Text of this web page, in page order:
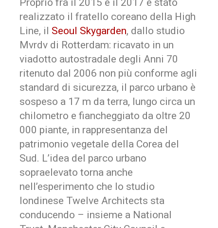
Proprio fra il 2015 e il 2017 è stato
realizzato il fratello coreano della High
Line, il Seoul Skygarden, dallo studio
Mvrdv di Rotterdam: ricavato in un
viadotto autostradale degli Anni 70
ritenuto dal 2006 non più conforme agli
standard di sicurezza, il parco urbano è
sospeso a 17 m da terra, lungo circa un
chilometro e fiancheggiato da oltre 20
000 piante, in rappresentanza del
patrimonio vegetale della Corea del
Sud. L’idea del parco urbano
sopraelevato torna anche
nell’esperimento che lo studio
londinese Twelve Architects sta
conducendo – insieme a National